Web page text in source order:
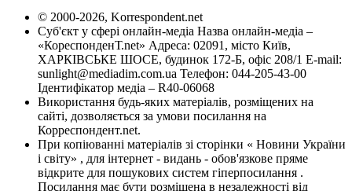
© 2000-2026, Korrespondent.net
Суб'єкт у сфері онлайн-медіа Назва онлайн-медіа –
«КореспонденТ.net» Адреса: 02091, місто Київ,
ХАРКІВСЬКЕ ШОСЕ, будинок 172-Б, офіс 208/1 E-mail:
sunlight@mediadim.com.ua Телефон: 044-205-43-00
Ідентифікатор медіа – R40-06068
Використання будь-яких матеріалів, розміщених на
сайті, дозволяється за умови посилання на
Корреспондент.net.
При копіюванні матеріалів зі сторінки « Новини України
і світу» , для інтернет - видань - обов'язкове пряме
відкрите для пошукових систем гіперпосилання .
Посилання має бути розміщена в незалежності від